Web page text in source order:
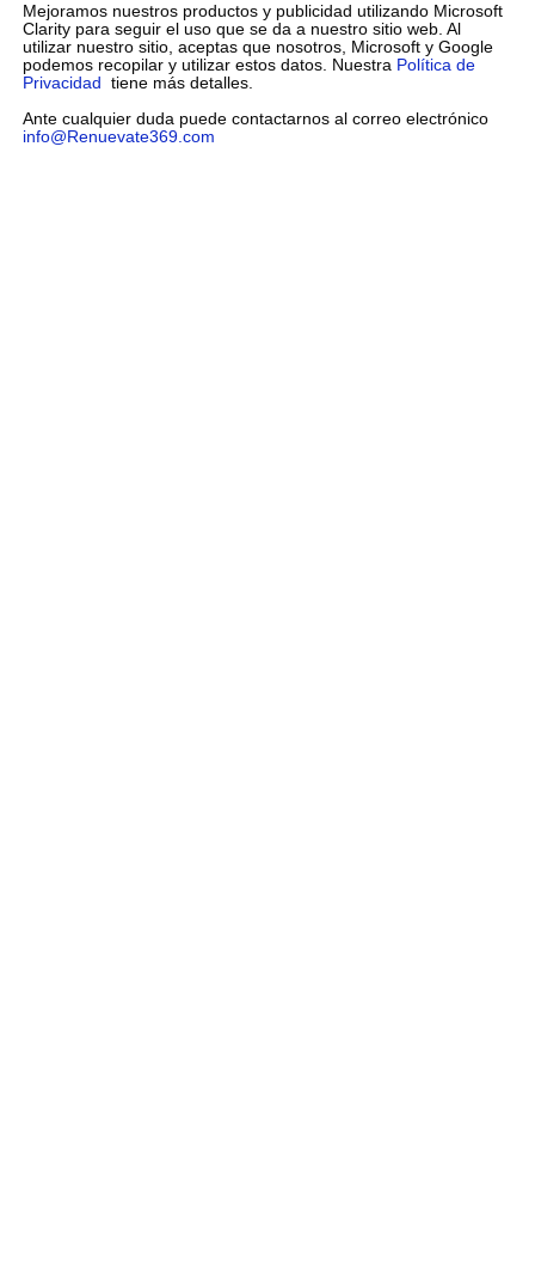
Mejoramos nuestros productos y publicidad utilizando Microsoft
Clarity para seguir el uso que se da a nuestro sitio web. Al
utilizar nuestro sitio, aceptas que nosotros, Microsoft y Google
podemos recopilar y utilizar estos datos. Nuestra Política de
Privacidad tiene más detalles.
Ante cualquier duda puede contactarnos al correo electrónico
info@Renuevate369.com